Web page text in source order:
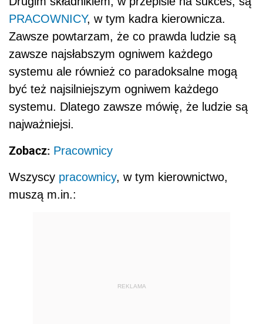
PRACOWNICY, w tym kadra kierownicza.
Zawsze powtarzam, że co prawda ludzie są
zawsze najsłabszym ogniwem każdego
systemu ale również co paradoksalne mogą
być też najsilniejszym ogniwem każdego
systemu. Dlatego zawsze mówię, że ludzie są
najważniejsi.
Zobacz: Pracownicy
Wszyscy pracownicy, w tym kierownictwo,
muszą m.in.:
REKLAMA